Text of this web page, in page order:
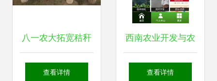
八一农大拓宽秸秆
循环利用范围 开辟
查看详情
西南农业开发与农
业种植技术下载指
查看详情